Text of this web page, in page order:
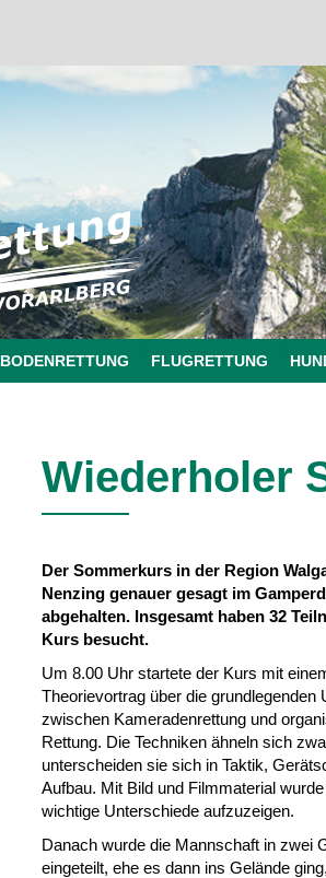
BODENRETTUNG FLUGRETTUNG
Wiederholer
Der Sommerkurs in der Region
Nenzing genauer gesagt im
abgehalten. Insgesamt haben 32
Kurs besucht.
Um 8.00 Uhr startete der Kurs mit
Theorievortrag über die grundlegenden
zwischen Kameradenrettung und
Rettung. Die Techniken ähneln sich
unterscheiden sie sich in Taktik,
Aufbau. Mit Bild und Filmmaterial
wichtige Unterschiede aufzuzeigen.
Danach wurde die Mannschaft in zwei
eingeteilt, ehe es dann ins Gelände